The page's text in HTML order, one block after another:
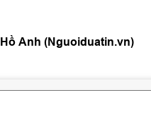
Hồ Anh (Nguoiduatin.vn)